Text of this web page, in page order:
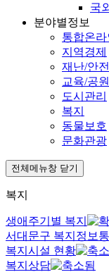
국
분야별정보
통합온라
지역경제
재난/안
교육/공원
도시관리
복지
동물보호
문화관광
전체메뉴창 닫기
복지
생애주기별 복지
서대문구 복지정보통
복지시설 현황
복지상담